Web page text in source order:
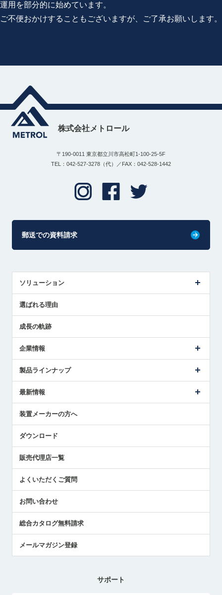
運用を部分的に始めています。
ご不便おかけすることもございますが、ご了承お願いします。
株式会社メトロール
〒190-0011 東京都立川市高松町1-100-25-5F
TEL：042-527-3278（代）／FAX：042-528-1442
郵送での資料請求
ソリューション
解決策提案
選ばれる理由
成長の軌跡
企業情報
ごあいさつ
受賞履歴
採用情報
国/地域/言語
製品ラインナップ
ツールセッタ製品
エアマイクロセンサ製品
最新情報
メトロールの技術
社員ブログ
中小企業のBCP地震対策
センサのテクニカルガイド
社長ブログ
装置メーカーの方へ
ダウンロード
販売代理店一覧
よくいただくご質問
お問い合わせ
総合カタログ無料請求
メールマガジン登録
サポート